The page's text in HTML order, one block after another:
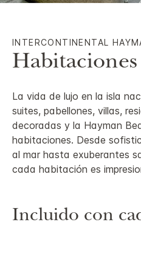
INTERCONTINENTAL
Habitaciones
La vida de lujo en la isla
suites, pabellones, villas,
decoradas y la Hayman
habitaciones. Desde
al mar hasta exuberantes
cada habitación es
Incluido con